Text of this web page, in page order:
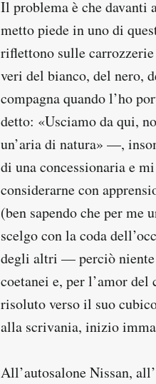
Il problema è che davanti
metto piede in uno di
riflettono sulle
veri del bianco, del nero,
compagna quando l’ho
detto: «Usciamo da qui,
un’aria di natura» —,
di una concessionaria e
considerarne con
(ben sapendo che per me
scelgo con la coda
degli altri — perciò niente
coetanei e, per l’amor
risoluto verso il suo
alla scrivania, inizio
All’autosalone Nissan,